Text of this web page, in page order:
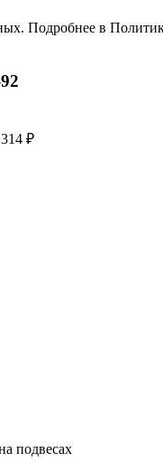
Подробнее в
₽
подвесах